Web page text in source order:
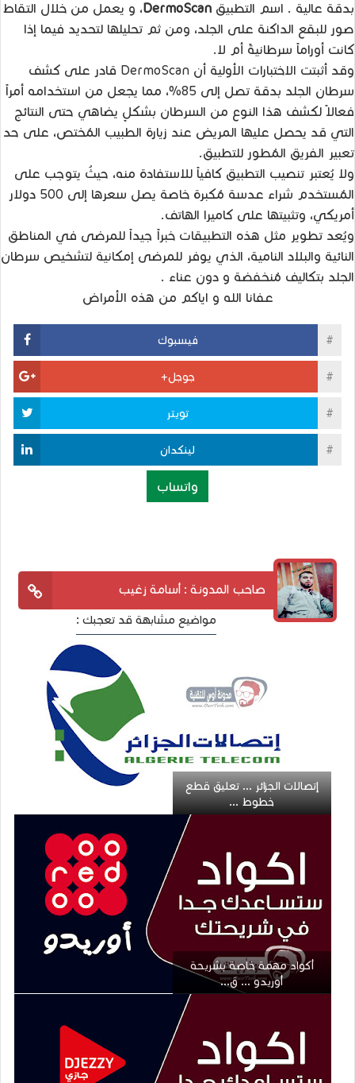
بدقة عالية . اسم التطبيق DermoScan، و يعمل من خلال التقاط
صور للبقع الداكنة على الجلد، ومن ثم تحليلها لتحديد فيما إذا
كانت أوراماً سرطانيةً أم لا.
وقد أثبتت الاختبارات الأولية أن DermoScan قادر على كشف
سرطان الجلد بدقة تصل إلى 85%، مما يجعل من استخدامه أمراً
فعالاً لكشف هذا النوع من السرطان بشكلٍ يضاهي حتى النتائج
التي قد يحصل عليها المريض عند زيارة الطبيب المُختص، على حد
تعبير الفريق المُطور للتطبيق.
ولا يُعتبر تنصيب التطبيق كافياً للاستفادة منه، حيثُ يتوجب على
المُستخدم شراء عدسة مُكبرة خاصة يصل سعرها إلى 500 دولار
أمريكي، وتثبيتها على كاميرا الهاتف.
ويُعد تطوير مثل هذه التطبيقات خبراً جيداً للمرضى في المناطق
النائية والبلاد النامية، الذي يوفر للمرضى إمكانية لتشخيص سرطان
الجلد بتكاليف مُنخفضة و دون عناء .
عفانا الله و اياكم من هذه الأمراض
فيسبوك
جوجل+
تويتر
لينكدان
واتساب
صاحب المدونة : أسامة زغيب
مواضيع مشابهة قد تعجبك :
إتصالات الجزائر ... تعليق قطع
خطوط ...
أكواد مهمة خاصة بشريحة
أوريدو ... ق...